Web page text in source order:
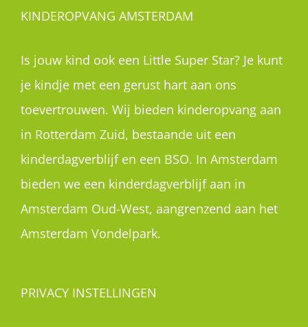
KINDEROPVANG AMSTERDAM
Is jouw kind ook een Little Super Star? Je kunt
je kindje met een gerust hart aan ons
toevertrouwen. Wij bieden kinderopvang aan
in Rotterdam Zuid, bestaande uit een
kinderdagverblijf en een BSO. In Amsterdam
bieden we een kinderdagverblijf aan in
Amsterdam Oud-West, aangrenzend aan het
Amsterdam Vondelpark.
PRIVACY INSTELLINGEN